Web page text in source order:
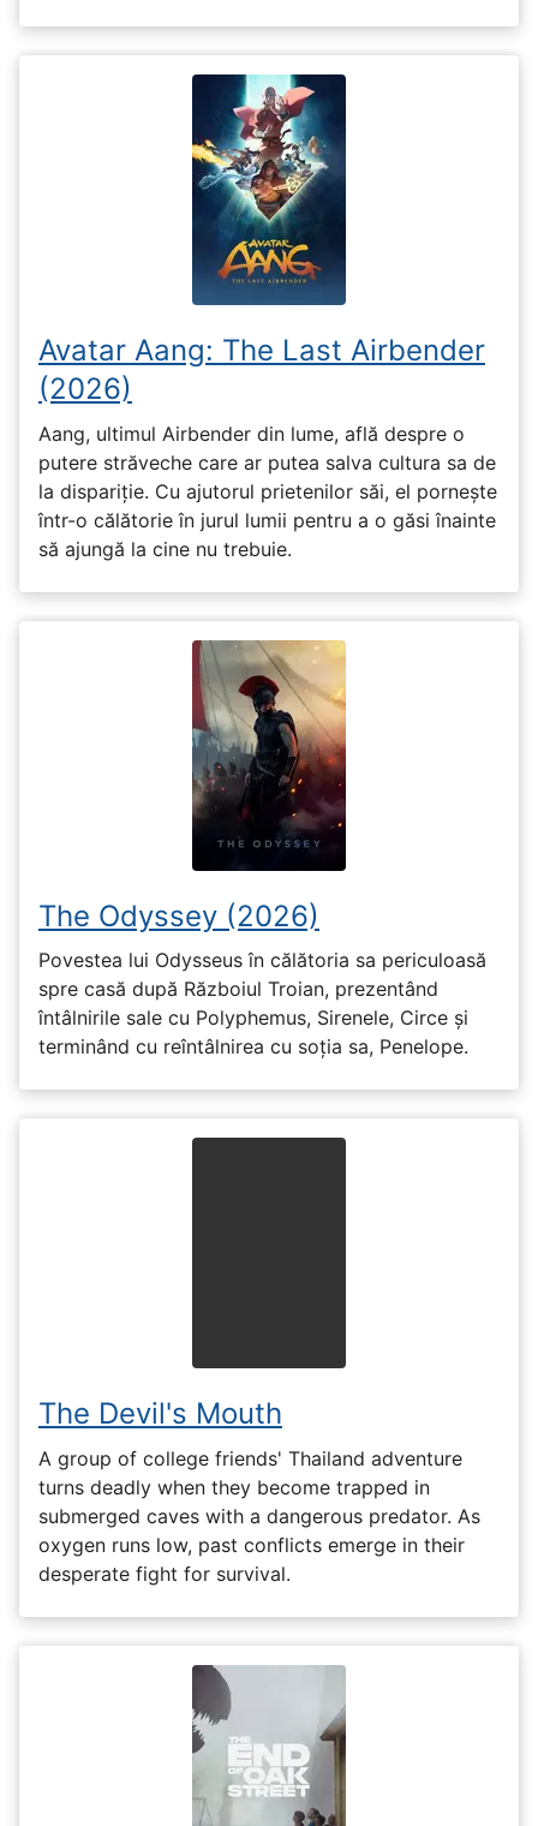
Avatar Aang: The Last Airbender
(2026)
Aang, ultimul Airbender din lume, află despre o
putere străveche care ar putea salva cultura sa de
la dispariție. Cu ajutorul prietenilor săi, el pornește
într-o călătorie în jurul lumii pentru a o găsi înainte
să ajungă la cine nu trebuie.
The Odyssey (2026)
Povestea lui Odysseus în călătoria sa periculoasă
spre casă după Războiul Troian, prezentând
întâlnirile sale cu Polyphemus, Sirenele, Circe și
terminând cu reîntâlnirea cu soția sa, Penelope.
The Devil's Mouth
A group of college friends' Thailand adventure
turns deadly when they become trapped in
submerged caves with a dangerous predator. As
oxygen runs low, past conflicts emerge in their
desperate fight for survival.